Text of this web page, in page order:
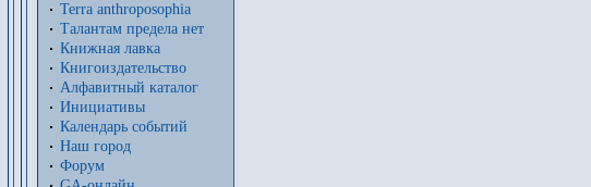
Terra anthroposophia
Талантам предела нет
Книжная лавка
Книгоиздательство
Алфавитный каталог
Инициативы
Календарь событий
Наш город
Форум